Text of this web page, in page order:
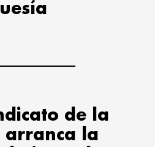
de la
arranca la